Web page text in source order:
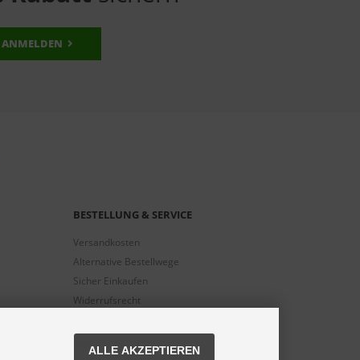
ANMELDEN
BESTELLUNG & SERVICE
Versandkosten
Alternative Bestellwege
Sicher Einkaufen
Widerrufsrecht
Widerruf erklären
ALLE AKZEPTIEREN